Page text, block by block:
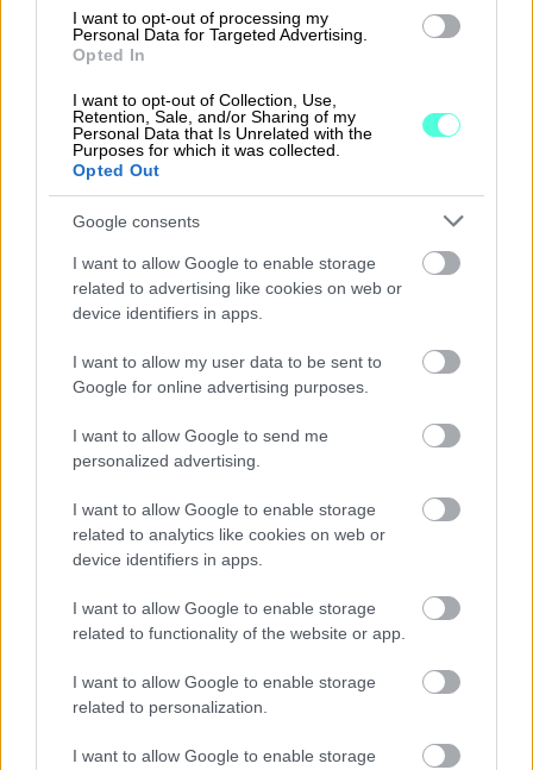
I want to opt-out of processing my
Personal Data for Targeted Advertising.
Opted In
I want to opt-out of Collection, Use,
Retention, Sale, and/or Sharing of my
Personal Data that Is Unrelated with the
Purposes for which it was collected.
Opted Out
Google consents
I want to allow Google to enable storage
related to advertising like cookies on web or
device identifiers in apps.
I want to allow my user data to be sent to
Google for online advertising purposes.
I want to allow Google to send me
personalized advertising.
I want to allow Google to enable storage
related to analytics like cookies on web or
device identifiers in apps.
I want to allow Google to enable storage
related to functionality of the website or app.
I want to allow Google to enable storage
related to personalization.
I want to allow Google to enable storage
Helpota sinun ja asiakkaasi
arkea
Procountor Taloushallinto on tilitoimiston ja
asiakkaiden yhteinen ohjelmisto. Se sisältää
monipuoliset ominaisuudet, jotta tilitoimisto
voi palvella omia asiakkaitaan kattavasti ja